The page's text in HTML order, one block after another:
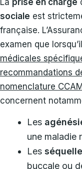
sociale est
française.
examen que
médicales
recommandations
nomenclature
concernent
Les
une maladie
Les
buccale ou